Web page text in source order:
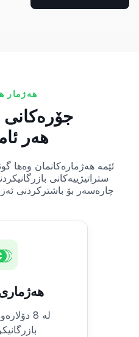
هەژمار
جۆرەکانی
هەر
ئێمە هەژمارەکانمان وەها
ستراتیژییەکانی
چارەسەر بۆ باشترکردنی
لە 8